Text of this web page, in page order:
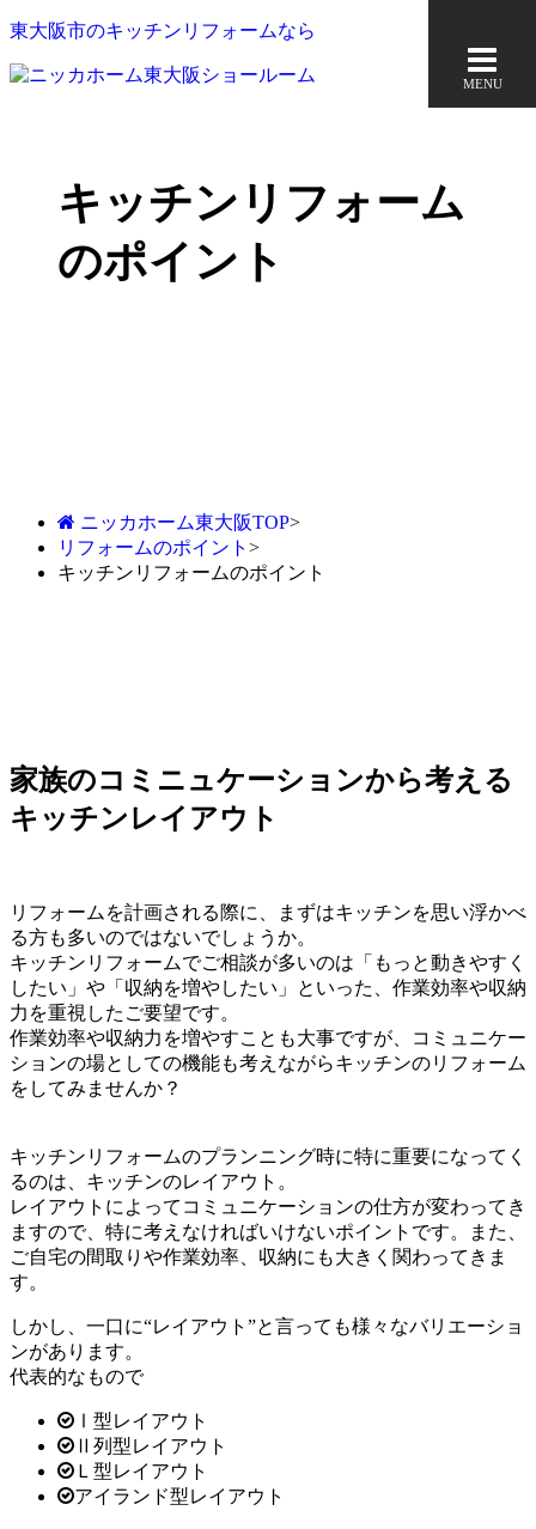
東大阪市のキッチンリフォームなら
MENU
キッチンリフォーム
のポイント
ニッカホーム東大阪TOP>
リフォームのポイント >
キッチンリフォームのポイント
家族のコミニュケーションから考える
キッチンレイアウト
リフォームを計画される際に、まずはキッチンを思い浮かべ
る方も多いのではないでしょうか。
キッチンリフォームでご相談が多いのは「もっと動きやすく
したい」や「収納を増やしたい」といった、作業効率や収納
力を重視したご要望です。
作業効率や収納力を増やすことも大事ですが、コミュニケー
ションの場としての機能も考えながらキッチンのリフォーム
をしてみませんか？
キッチンリフォームのプランニング時に特に重要になってく
るのは、キッチンのレイアウト。
レイアウトによってコミュニケーションの仕方が変わってき
ますので、特に考えなければいけないポイントです。また、
ご自宅の間取りや作業効率、収納にも大きく関わってきま
す。
しかし、一口に“レイアウト”と言っても様々なバリエーショ
ンがあります。
代表的なもので
Ⅰ型レイアウト
Ⅱ列型レイアウト
Ｌ型レイアウト
アイランド型レイアウト